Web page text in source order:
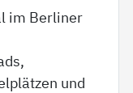
im Berliner
und